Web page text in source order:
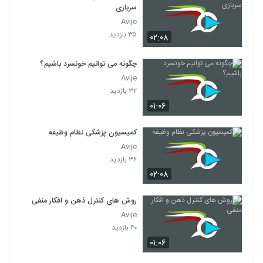
107
030108 - منطق سری اول
۴۹۲ بازدید
030109 - منطق سری اول
030110 - منطق سری اول
030111 - منطق سری اول
030112 - منطق سری اول
۴۶۵ بازدید
۰۲:۰۸
سربازی
Avije
۳۵ بازدید
۰۱:۰۶
چگونه می توانیم خونسرد باشیم؟
Avije
۳۲ بازدید
۰۲:۰۸
کمیسیون پزشکی نظام وظیفه
Avije
۳۶ بازدید
۰۱:۰۶
روش های کنترل ذهن و افکار منفی
Avije
۴۰ بازدید